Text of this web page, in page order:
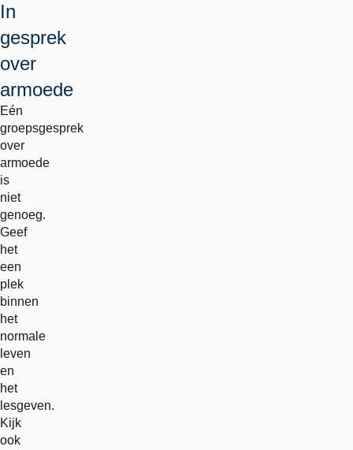
In
gesprek
over
armoede
Eén
groepsgesprek
over
armoede
is
niet
genoeg.
Geef
het
een
plek
binnen
het
normale
leven
en
het
lesgeven.
Kijk
ook